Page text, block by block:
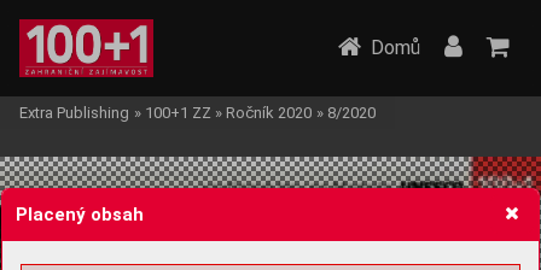
Domů
Extra Publishing » 100+1 ZZ » Ročník 2020 » 8/2020
Placený obsah